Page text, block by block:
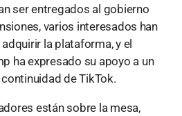
ser entregados al gobierno
varios interesados han
la plataforma, y el
ha expresado su apoyo a un
de TikTok.
están sobre la mesa,